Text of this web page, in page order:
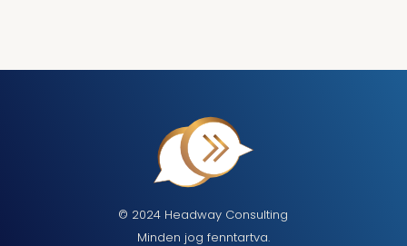
© 2024 Headway Consulting
Minden jog fenntartva.